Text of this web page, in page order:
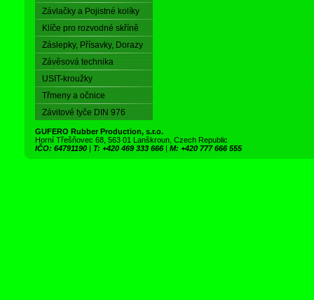
Závlačky a Pojistné kolíky
Klíče pro rozvodné skříně
Záslepky, Přísavky, Dorazy
Závěsová technika
USIT-kroužky
Třmeny a očnice
Závitové tyče DIN 976
GUFERO Rubber Production, s.r.o.
Horní Třešňovec 68, 563 01 Lanškroun, Czech Republic
IČO: 64791190 | T: +420 469 333 666 | M: +420 777 666 555